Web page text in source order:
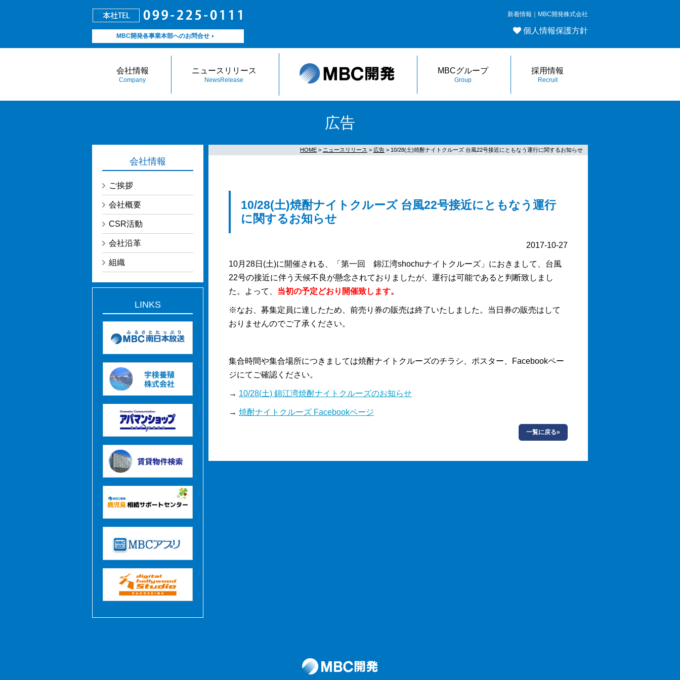
MBC開発各事業本部へのお問合せ
新着情報｜MBC開発株式会社
個人情報保護方針
会社情報
Company
ニュースリリース
NewsRelease
MBCグループ
Group
採用情報
Recruit
広告
HOME > ニュースリリース > 広告 > 10/28(土)焼酎ナイトクルーズ 台風22号接近にともなう運行に関するお知らせ
10/28(土)焼酎ナイトクルーズ 台風22号接近にともなう運行
に関するお知らせ
2017-10-27
10月28日(土)に開催される、「第一回 錦江湾shochuナイトクルーズ」におきまして、台風
22号の接近に伴う天候不良が懸念されておりましたが、運行は可能であると判断致しまし
た。
よって、 当初の予定どおり開催致します。
※なお、募集定員に達したため、前売り券の販売は終了いたしました。当日券の販売はして
おりませんのでご了承ください。
集合時間や集合場所につきましては焼酎ナイトクルーズのチラシ、ポスター、Facebookペー
ジにてご確認ください。
→ 10/28(土) 錦江湾焼酎ナイトクルーズのお知らせ
→ 焼酎ナイトクルーズ Facebookページ
一覧に戻る»
会社情報
ご挨拶
会社概要
CSR活動
会社沿革
組織
LINKS